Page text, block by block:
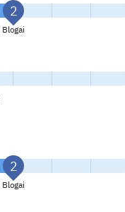
Blogai
Blogai